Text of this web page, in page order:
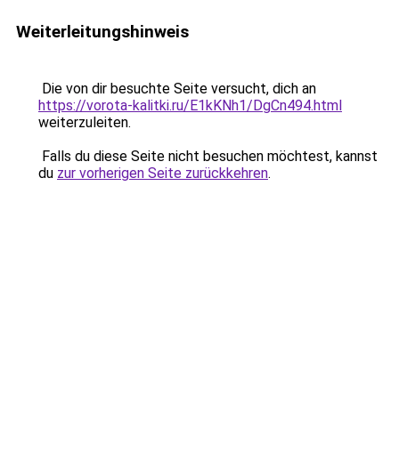
Weiterleitungshinweis
Die von dir besuchte Seite versucht, dich an
https://vorota-kalitki.ru/E1kKNh1/DgCn494.html
weiterzuleiten.
Falls du diese Seite nicht besuchen möchtest, kannst
du zur vorherigen Seite zurückkehren.